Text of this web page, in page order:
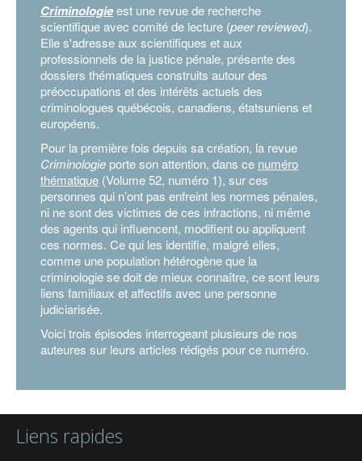
Criminologieest une revue de recherche
scientifique avec comité de lecture (peer reviewed).
Elle s'adresse aux scientifiques et aux
professionnels de la justice pénale, présente des
dossiers thématiques construits autour des
préoccupations et des intérêts actuels des
criminologues québécois, canadiens, étatsuniens et
européens.
Pour la première fois depuis sa création, la revue
Criminologie porte son attention, dans ce numéro
thématique (Volume 52, numéro 1), sur ces
personnes qui n’ont pas enfreint les normes pénales,
ni ne sont des victimes de ces infractions, ni même
des agents qui influencent, modifient ou appliquent
ces normes. Ce qui les identifie, malgré elles,
comme une population hétérogène que la
criminologie se doit de mieux connaître, ce sont leurs
liens familiaux et affectifs avec une personne
judiciarisée.
Voici trois épisodes interrogeant plusieurs de nos
auteures sur leurs articles rédigés pour ce numéro.
Liens rapides